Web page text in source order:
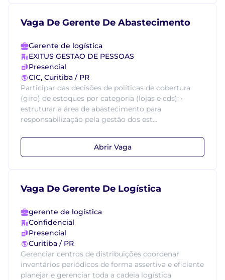
Vaga De Gerente De Abastecimento
Gerente de logística
EXITUS GESTAO DE PESSOAS
Presencial
CIC, Curitiba / PR
Participar das decisões de políticas de cobertura
(giro) de estoques por categoria (lojas e cds); •
estruturar a área de abastecimento para
responsabilização pela gestão dos est...
Abrir Vaga
Vaga De Gerente De Logística
gerente de logística
Confidencial
Presencial
Curitiba / PR
Gerenciar centros de distribuições coordenar
inventários periódicos de forma assertiva e eficiente
planejar e gerenciar toda a cadeia logística